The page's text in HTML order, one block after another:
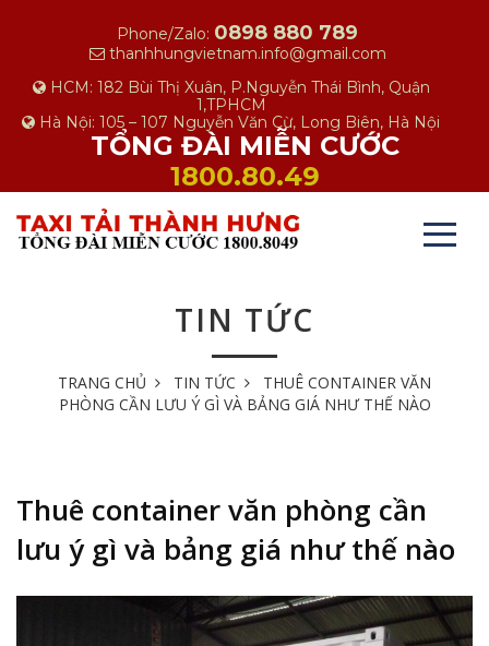
Phone/Zalo: 0898 880 789
thanhhungvietnam.info@gmail.com
HCM: 182 Bùi Thị Xuân, P.Nguyễn Thái Bình, Quận
1,TPHCM
Hà Nội: 105 – 107 Nguyễn Văn Cừ, Long Biên, Hà Nội
TỔNG ĐÀI MIỄN CƯỚC
1800.80.49
TIN TỨC
TRANG CHỦ TIN TỨC
THUÊ CONTAINER VĂN
PHÒNG CẦN LƯU Ý GÌ VÀ BẢNG GIÁ NHƯ THẾ NÀO
Thuê container văn phòng cần
lưu ý gì và bảng giá như thế nào